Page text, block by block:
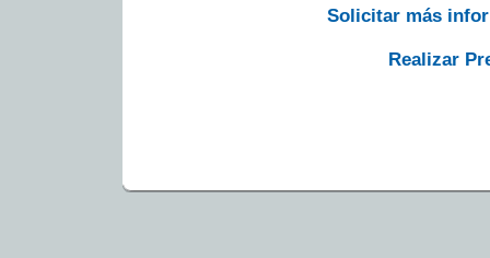
Solicitar más
Realizar